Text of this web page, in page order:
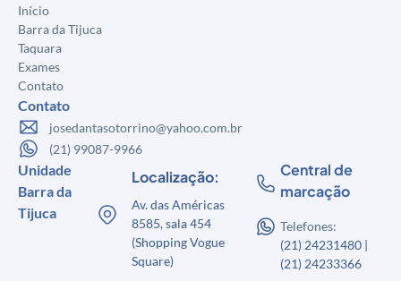
Início
Barra da Tijuca
Taquara
Exames
Contato
Contato
josedantasotorrino@yahoo.com.br
(21) 99087-9966
Unidade
Barra da
Tijuca
Localização:
Av. das Américas
8585, sala 454
(Shopping Vogue
Square)
Central de
marcação
Telefones:
(21) 24231480 |
(21) 24233366